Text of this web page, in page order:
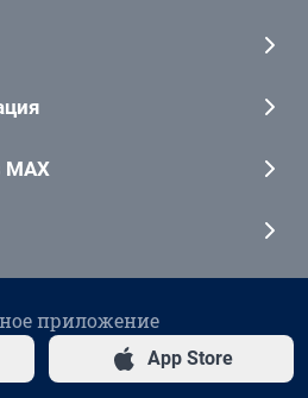
MAX
приложение
App Store